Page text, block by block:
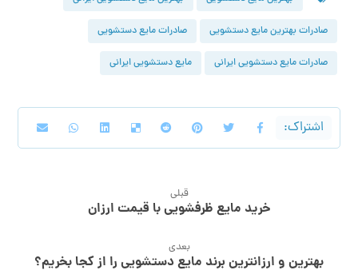
صادرات بهترین مایع دستشویی صادرات مایع دستشویی
صادرات مایع دستشویی ایرانی مایع دستشویی ایرانی
قبلی
خرید مایع ظرفشویی با قیمت ارزان
بعدی
بهترین و ارزانترین برند مایع دستشویی را از کجا بخریم؟